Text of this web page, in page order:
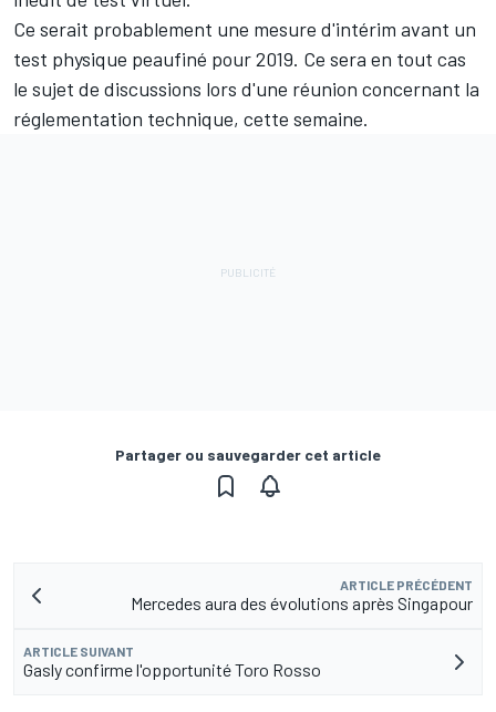
Ce serait probablement une mesure d'intérim avant un
test physique peaufiné pour 2019. Ce sera en tout cas
le sujet de discussions lors d'une réunion concernant la
réglementation technique, cette semaine.
Partager ou sauvegarder cet article
ARTICLE PRÉCÉDENT
Mercedes aura des évolutions après Singapour
ARTICLE SUIVANT
Gasly confirme l'opportunité Toro Rosso